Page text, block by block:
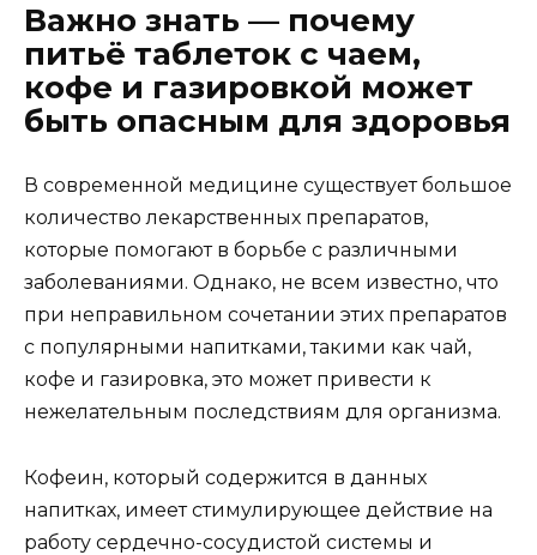
Важно знать — почему
питьё таблеток с чаем,
кофе и газировкой может
быть опасным для здоровья
В современной медицине существует большое
количество лекарственных препаратов,
которые помогают в борьбе с различными
заболеваниями. Однако, не всем известно, что
при неправильном сочетании этих препаратов
с популярными напитками, такими как чай,
кофе и газировка, это может привести к
нежелательным последствиям для организма.
Кофеин, который содержится в данных
напитках, имеет стимулирующее действие на
работу сердечно-сосудистой системы и